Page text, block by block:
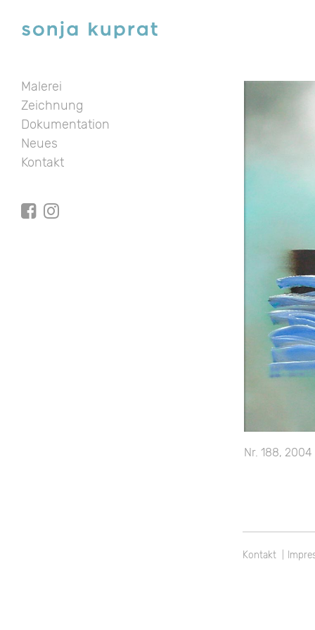
Malerei
Zeichnung
Dokumentation
Neues
Kontakt
Nr. 188, 2004
Kontakt